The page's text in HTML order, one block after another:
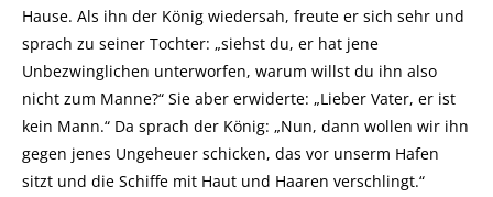
Hause. Als ihn der König wiedersah, freute er sich sehr und
sprach zu seiner Tochter: „siehst du, er hat jene
Unbezwinglichen unterworfen, warum willst du ihn also
nicht zum Manne?“ Sie aber erwiderte: „Lieber Vater, er ist
kein Mann.“ Da sprach der König: „Nun, dann wollen wir ihn
gegen jenes Ungeheuer schicken, das vor unserm Hafen
sitzt und die Schiffe mit Haut und Haaren verschlingt.“